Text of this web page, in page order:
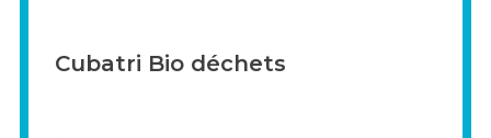
> VOIR LE PRODUIT
Cubatri Bio déchets